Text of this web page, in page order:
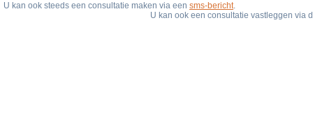
U kan ook steeds een consultatie maken via een sms-bericht.
U kan ook een consultatie vastleggen via